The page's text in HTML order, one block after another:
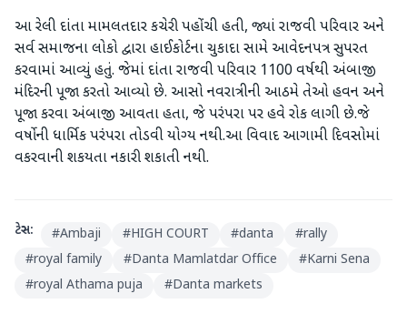
આ રેલી દાંતા મામલતદાર કચેરી પહોંચી હતી, જ્યાં રાજવી પરિવાર અને
સર્વ સમાજના લોકો દ્વારા હાઈકોર્ટના ચુકાદા સામે આવેદનપત્ર સુપરત
કરવામાં આવ્યું હતું. જેમાં દાંતા રાજવી પરિવાર 1100 વર્ષથી અંબાજી
મંદિરની પૂજા કરતો આવ્યો છે. આસો નવરાત્રીની આઠમે તેઓ હવન અને
પૂજા કરવા અંબાજી આવતા હતા, જે પરંપરા પર હવે રોક લાગી છે.જે
વર્ષોની ધાર્મિક પરંપરા તોડવી યોગ્ય નથી.આ વિવાદ આગામી દિવસોમાં
વકરવાની શકયતા નકારી શકાતી નથી.
ટેગ્સ: #Ambaji #HIGH COURT #danta #rally
#royal family #Danta Mamlatdar Office #Karni Sena
#royal Athama puja #Danta markets